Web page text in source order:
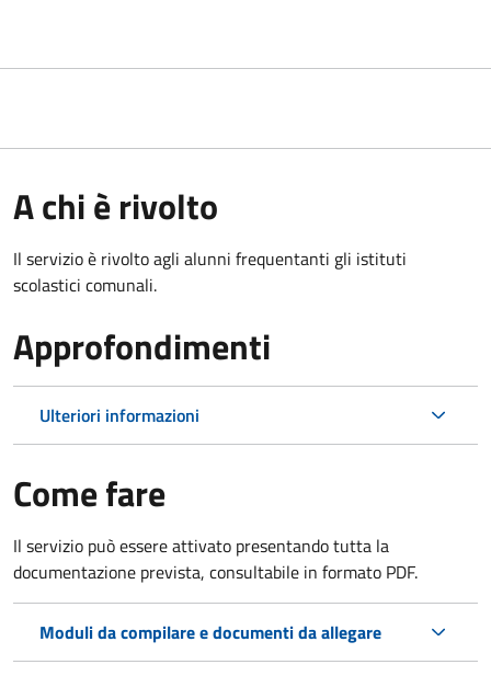
A chi è rivolto
Il servizio è rivolto agli alunni frequentanti gli istituti
scolastici comunali.
Approfondimenti
Ulteriori informazioni
Come fare
Il servizio può essere attivato presentando tutta la
documentazione prevista, consultabile in formato PDF.
Moduli da compilare e documenti da allegare